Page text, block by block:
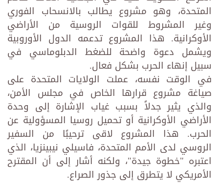
المتحدة، وهو مشروع يطالب بالانسحاب الفوري
وغير المشروط للقوات الروسية من الأراضي
الأوكرانية. هذا المشروع تدعمه الدول الأوروبية
ويشمل دعوة واضحة للضغط الدبلوماسي في
سبيل إنهاء الحرب بشكل فعال.
في الوقت نفسه، عملت الولايات المتحدة على
صياغة مشروع قرارها الخاص في مجلس الأمن،
والذي يثير جدلاً بسبب غياب الإشارة إلى وحدة
الأراضي الأوكرانية أو تحميل روسيا المسؤولية عن
الحرب. هذا المشروع لاقى ترحيبًا من السفير
الروسي لدى الأمم المتحدة، فاسيلي نيبينزيا، الذي
اعتبره "خطوة جيدة"، ولكنه أشار إلى أن المقترح
الأمريكي لا يتطرق إلى جذور الصراع.